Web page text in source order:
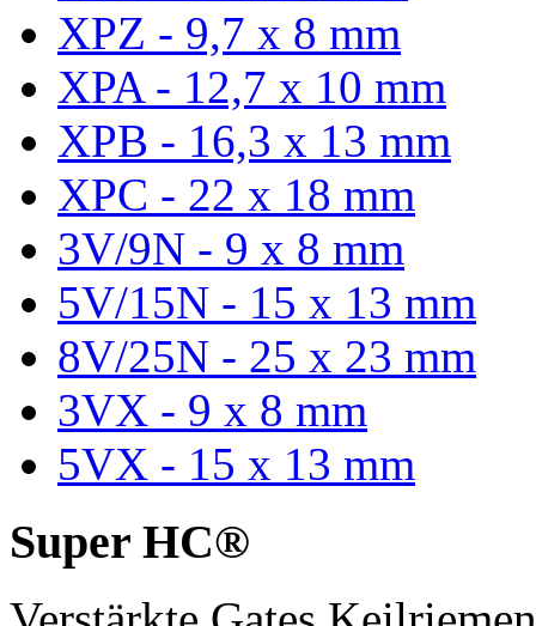
XPZ - 9,7 x 8 mm
XPA - 12,7 x 10 mm
XPB - 16,3 x 13 mm
XPC - 22 x 18 mm
3V/9N - 9 x 8 mm
5V/15N - 15 x 13 mm
8V/25N - 25 x 23 mm
3VX - 9 x 8 mm
5VX - 15 x 13 mm
Super HC®